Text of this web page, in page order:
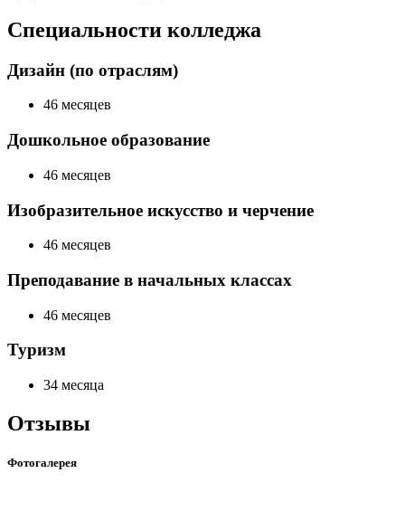
Специальности колледжа
Дизайн (по отраслям)
46 месяцев
Дошкольное образование
46 месяцев
Изобразительное искусство и черчение
46 месяцев
Преподавание в начальных классах
46 месяцев
Туризм
34 месяца
Отзывы
Фотогалерея